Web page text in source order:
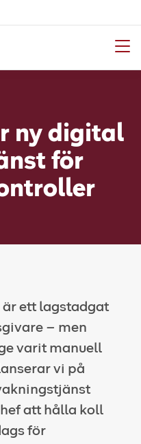
Meny
ny digital
för
ett lagstadgat
– men
varit manuell
vi på
att hålla koll
för